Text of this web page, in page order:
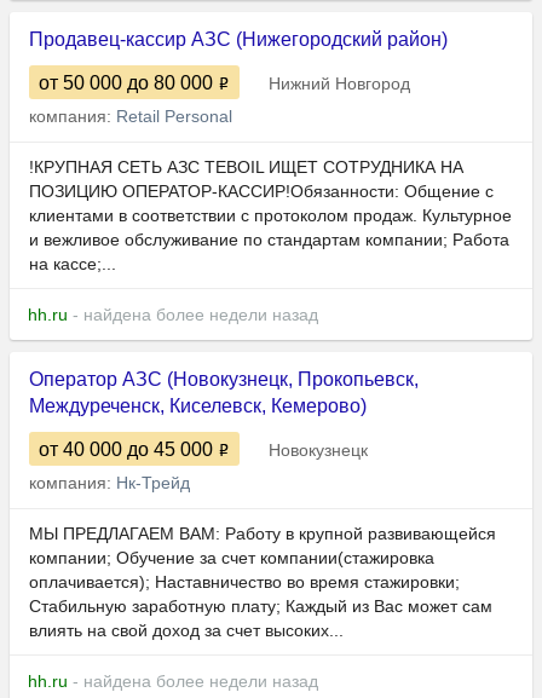
Продавец-кассир АЗС (Нижегородский район)
от 50 000 до 80 000
Нижний Новгород
компания: Retail Personal
!КРУПНАЯ СЕТЬ АЗС TEBOIL ИЩЕТ СОТРУДНИКА НА
ПОЗИЦИЮ ОПЕРАТОР-КАССИР!Обязанности: Общение с
клиентами в соответствии с протоколом продаж. Культурное
и вежливое обслуживание по стандартам компании; Работа
на кассе;...
hh.ru - найдена более недели назад
Оператор АЗС (Новокузнецк, Прокопьевск,
Междуреченск, Киселевск, Кемерово)
от 40 000 до 45 000
Новокузнецк
компания: Нк-Трейд
МЫ ПРЕДЛАГАЕМ ВАМ: Работу в крупной развивающейся
компании; Обучение за счет компании(стажировка
оплачивается); Наставничество во время стажировки;
Стабильную заработную плату; Каждый из Вас может сам
влиять на свой доход за счет высоких...
hh.ru - найдена более недели назад